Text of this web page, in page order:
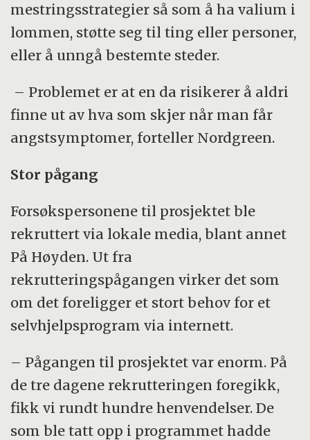
mestringsstrategier så som å ha valium i
lommen, støtte seg til ting eller personer,
eller å unngå bestemte steder.
– Problemet er at en da risikerer å aldri
finne ut av hva som skjer når man får
angstsymptomer, forteller Nordgreen.
Stor pågang
Forsøkspersonene til prosjektet ble
rekruttert via lokale media, blant annet
På Høyden. Ut fra
rekrutteringspågangen virker det som
om det foreligger et stort behov for et
selvhjelpsprogram via internett.
– Pågangen til prosjektet var enorm. På
de tre dagene rekrutteringen foregikk,
fikk vi rundt hundre henvendelser. De
som ble tatt opp i programmet hadde